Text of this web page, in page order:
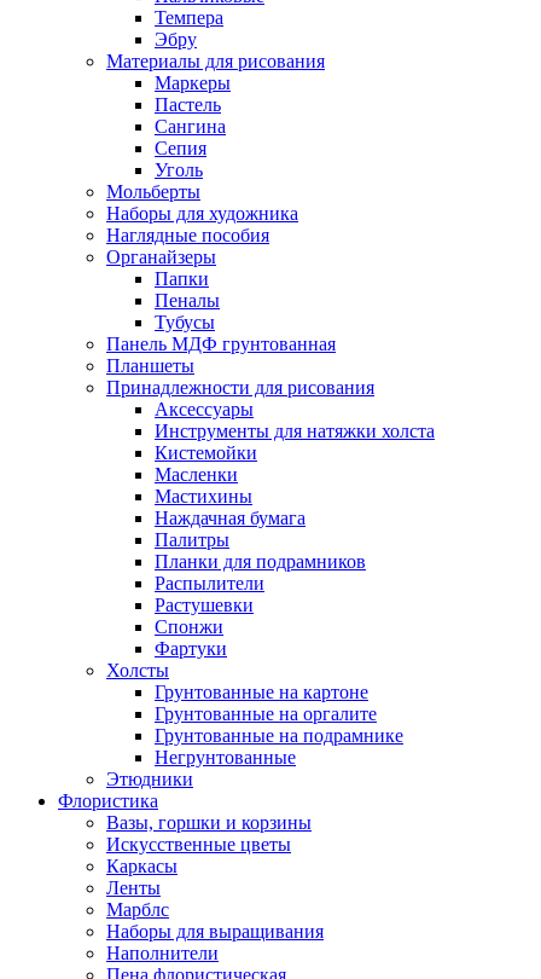
Темпера
Эбру
Материалы для рисования
Маркеры
Пастель
Сангина
Сепия
Уголь
Мольберты
Наборы для художника
Наглядные пособия
Органайзеры
Папки
Пеналы
Тубусы
Панель МДФ грунтованная
Планшеты
Принадлежности для рисования
Аксессуары
Инструменты для натяжки холста
Кистемойки
Масленки
Мастихины
Наждачная бумага
Палитры
Планки для подрамников
Распылители
Растушевки
Спонжи
Фартуки
Холсты
Грунтованные на картоне
Грунтованные на оргалите
Грунтованные на подрамнике
Негрунтованные
Этюдники
Флористика
Вазы, горшки и корзины
Искусственные цветы
Каркасы
Ленты
Марблс
Наборы для выращивания
Наполнители
Пена флористическая